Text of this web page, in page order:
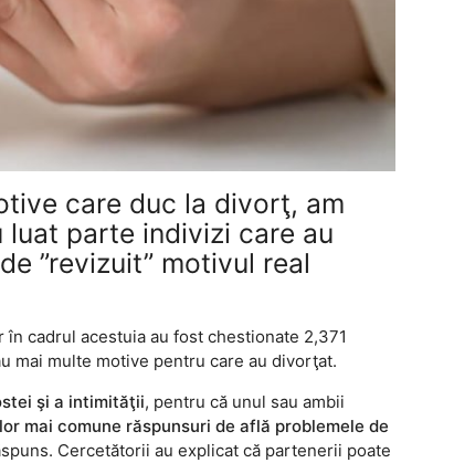
care duc la divorţ, am
parte indivizi care au
”revizuit” motivul real
cadrul acestuia au fost chestionate 2,371
mai multe motive pentru care au divorţat.
şi a intimităţii, pentru că unul sau ambii
mai comune răspunsuri de află problemele de
Cercetătorii au explicat că partenerii poate